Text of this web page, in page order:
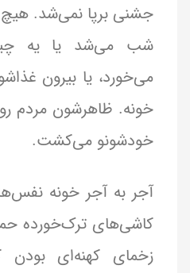
جشنی برپا نمی‌شد.
شب می‌شد یا یه
می‌خورد، یا بیرون
خونه. ظاهرشون مردم
خودشونو می‌کشت.
آجر به آجر خونه
کاشی‌های ترک‌خورده
زخمای کهنه‌ای